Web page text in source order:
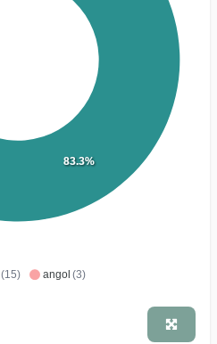
(15) angol (3)
83.3%